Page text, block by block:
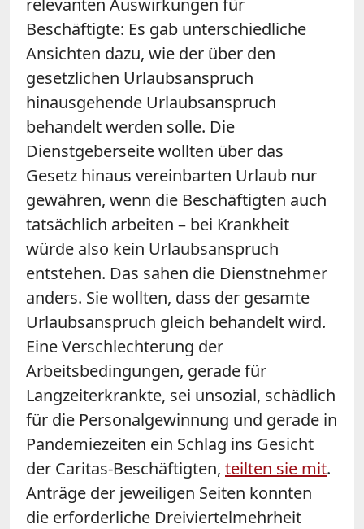
Beschäftigte: Es gab unterschiedliche
Ansichten dazu, wie der über den
gesetzlichen Urlaubsanspruch
hinausgehende Urlaubsanspruch
behandelt werden solle. Die
Dienstgeberseite wollten über das
Gesetz hinaus vereinbarten Urlaub nur
gewähren, wenn die Beschäftigten auch
tatsächlich arbeiten – bei Krankheit
würde also kein Urlaubsanspruch
entstehen. Das sahen die Dienstnehmer
anders. Sie wollten, dass der gesamte
Urlaubsanspruch gleich behandelt wird.
Eine Verschlechterung der
Arbeitsbedingungen, gerade für
Langzeiterkrankte, sei unsozial, schädlich
für die Personalgewinnung und gerade in
Pandemiezeiten ein Schlag ins Gesicht
der Caritas-Beschäftigten, teilten sie mit.
Anträge der jeweiligen Seiten konnten
die erforderliche Dreiviertelmehrheit